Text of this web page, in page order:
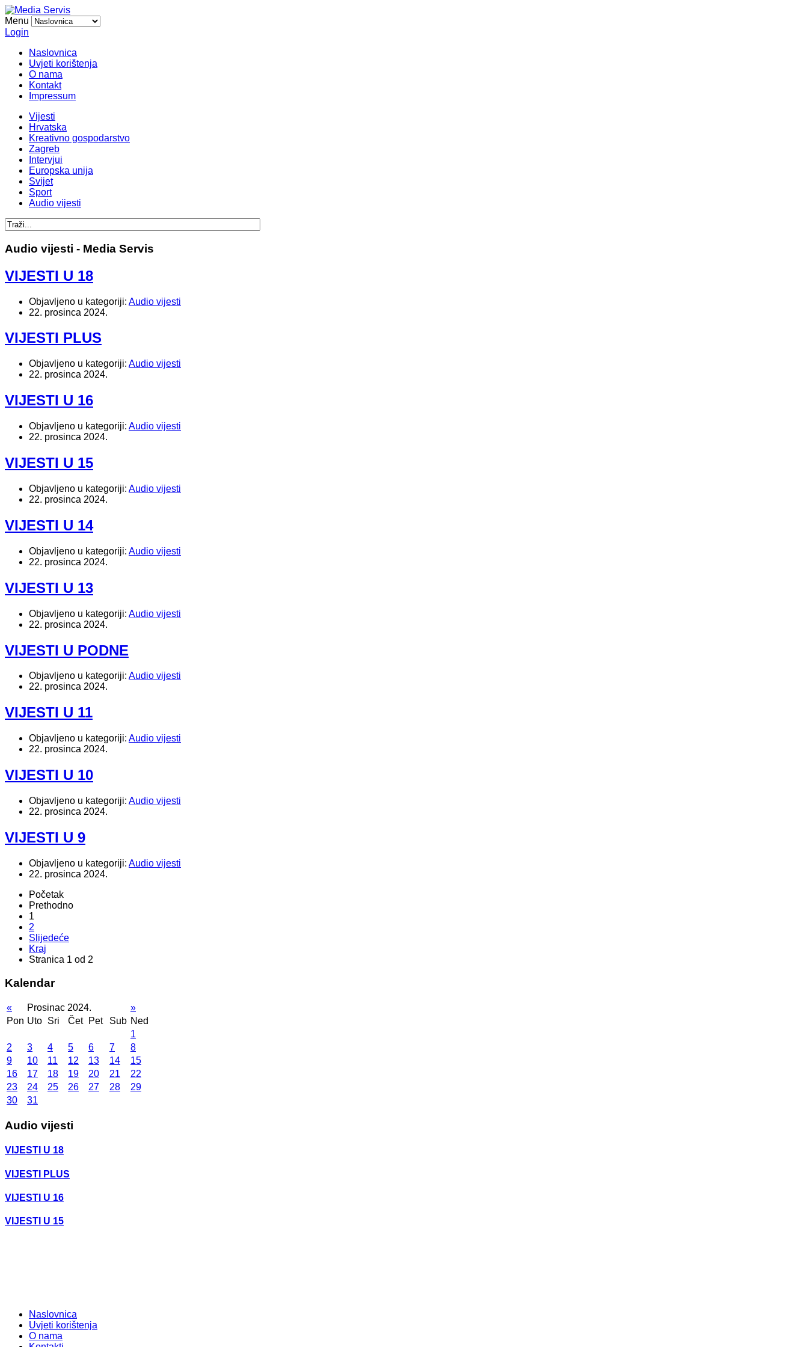
Menu
Login
Naslovnica
Uvjeti korištenja
O nama
Kontakt
Impressum
Vijesti
Hrvatska
Kreativno gospodarstvo
Zagreb
Intervjui
Europska unija
Svijet
Sport
Audio vijesti
Audio vijesti - Media Servis
VIJESTI U 18
Objavljeno u kategoriji: Audio vijesti
22. prosinca 2024.
VIJESTI PLUS
Objavljeno u kategoriji: Audio vijesti
22. prosinca 2024.
VIJESTI U 16
Objavljeno u kategoriji: Audio vijesti
22. prosinca 2024.
VIJESTI U 15
Objavljeno u kategoriji: Audio vijesti
22. prosinca 2024.
VIJESTI U 14
Objavljeno u kategoriji: Audio vijesti
22. prosinca 2024.
VIJESTI U 13
Objavljeno u kategoriji: Audio vijesti
22. prosinca 2024.
VIJESTI U PODNE
Objavljeno u kategoriji: Audio vijesti
22. prosinca 2024.
VIJESTI U 11
Objavljeno u kategoriji: Audio vijesti
22. prosinca 2024.
VIJESTI U 10
Objavljeno u kategoriji: Audio vijesti
22. prosinca 2024.
VIJESTI U 9
Objavljeno u kategoriji: Audio vijesti
22. prosinca 2024.
Početak
Prethodno
1
2
Slijedeće
Kraj
Stranica 1 od 2
Kalendar
« Prosinac 2024.
»
Pon Uto Sri Čet Pet Sub Ned
1
2
3 4 5 6 7
8
9
10 11 12 13 14
15
16
17 18 19 20 21
22
23
24 25 26 27 28
29
30
31
Audio vijesti
VIJESTI U 18
VIJESTI PLUS
VIJESTI U 16
VIJESTI U 15
Naslovnica
Uvjeti korištenja
O nama